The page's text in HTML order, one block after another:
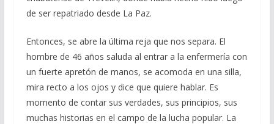
de ser repatriado desde La Paz.
Entonces, se abre la última reja que nos separa. El
hombre de 46 años saluda al entrar a la enfermería con
un fuerte apretón de manos, se acomoda en una silla,
mira recto a los ojos y dice que quiere hablar. Es
momento de contar sus verdades, sus principios, sus
muchas historias en el campo de la lucha popular. La